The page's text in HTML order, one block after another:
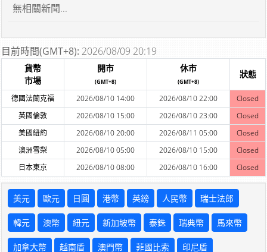
無相關新聞...
目前時間(GMT+8): 2026/08/09 20:19
貨幣
市場
開市
(GMT+8)
休市
(GMT+8)
狀態
德國法蘭克福 2026/08/10 14:00 2026/08/10 22:00
Closed
英國倫敦
2026/08/10 15:00 2026/08/10 23:00
Closed
美國紐約
2026/08/10 20:00 2026/08/11 05:00
Closed
澳洲雪梨
2026/08/10 05:00 2026/08/10 15:00
Closed
日本東京
2026/08/10 08:00 2026/08/10 16:00 Closed
美元 歐元 日圓 港幣 英鎊 人民幣 瑞士法郎
韓元 澳幣 紐元 新加坡幣 泰銖 瑞典幣 馬來幣
加拿大幣 越南盾 澳門幣 菲國比索 印尼盾